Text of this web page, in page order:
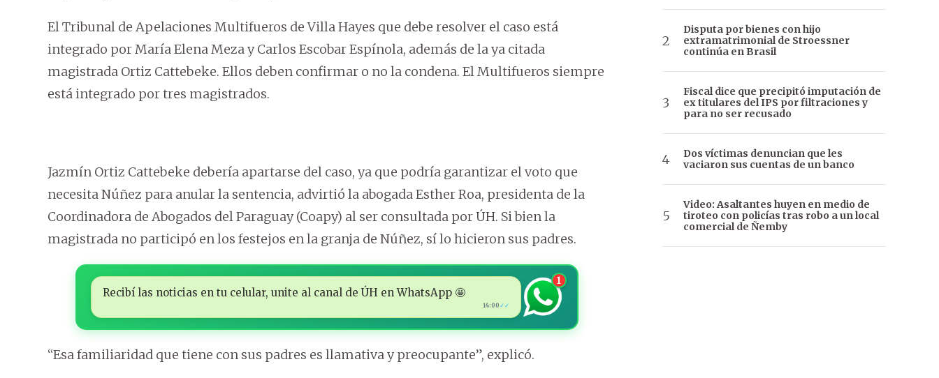
El Tribunal de Apelaciones Multifueros de Villa Hayes que debe resolver el caso está
integrado por María Elena Meza y Carlos Escobar Espínola, además de la ya citada
magistrada Ortiz Cattebeke. Ellos deben confirmar o no la condena. El Multifueros siempre
está integrado por tres magistrados.
Jazmín Ortiz Cattebeke debería apartarse del caso, ya que podría garantizar el voto que
necesita Núñez para anular la sentencia, advirtió la abogada Esther Roa, presidenta de la
Coordinadora de Abogados del Paraguay (Coapy) al ser consultada por ÚH. Si bien la
magistrada no participó en los festejos en la granja de Núñez, sí lo hicieron sus padres.
Recibí las noticias en tu celular, unite al canal de ÚH en WhatsApp 🤩
14:00 ✓✓
1
“Esa familiaridad que tiene con sus padres es llamativa y preocupante”, explicó.
Disputa por bienes con hijo
extramatrimonial de Stroessner
continúa en Brasil
Fiscal dice que precipitó imputación de
ex titulares del IPS por filtraciones y
para no ser recusado
Dos víctimas denuncian que les
vaciaron sus cuentas de un banco
Video: Asaltantes huyen en medio de
tiroteo con policías tras robo a un local
comercial de Ñemby